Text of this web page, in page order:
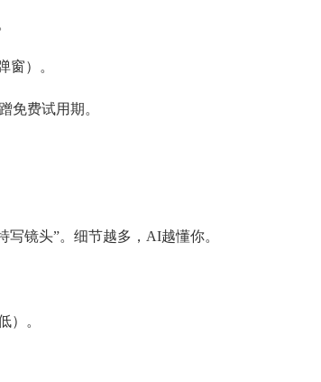
窗）。
免费试用期。
镜头”。细节越多，AI越懂你。
）。